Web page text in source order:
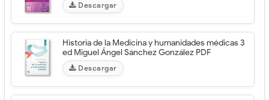
Descargar
Historia de la Medicina y humanidades médicas 3
ed Miguel Ángel Sánchez González PDF
Descargar